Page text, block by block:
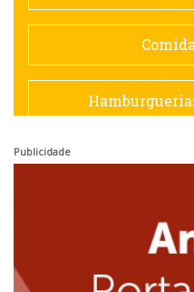
Publicidade